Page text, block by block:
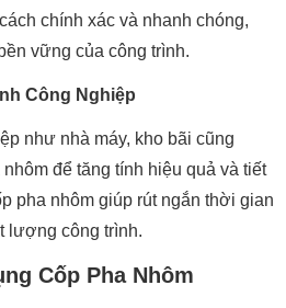
chính xác và nhanh chóng,
vững của công trình.
Công Nghiệp
như nhà máy, kho bãi cũng
để tăng tính hiệu quả và tiết
pha nhôm giúp rút ngắn thời gian
lượng công trình.
Cốp Pha Nhôm